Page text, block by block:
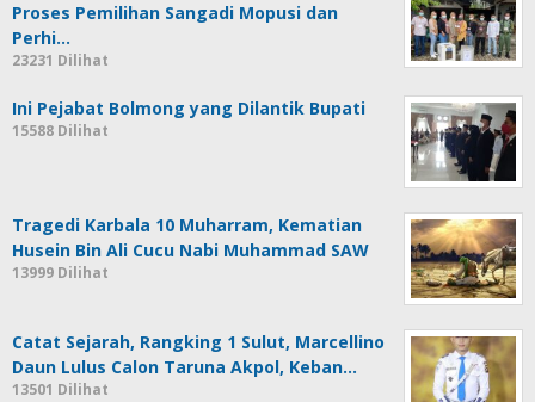
Proses Pemilihan Sangadi Mopusi dan
Perhi…
23231 Dilihat
Ini Pejabat Bolmong yang Dilantik Bupati
15588 Dilihat
Tragedi Karbala 10 Muharram, Kematian
Husein Bin Ali Cucu Nabi Muhammad SAW
13999 Dilihat
Catat Sejarah, Rangking 1 Sulut, Marcellino
Daun Lulus Calon Taruna Akpol, Keban…
13501 Dilihat